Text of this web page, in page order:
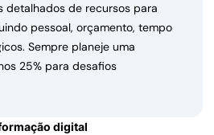
detalhados de recursos para
pessoal, orçamento, tempo
Sempre planeje uma
25% para desafios
digital